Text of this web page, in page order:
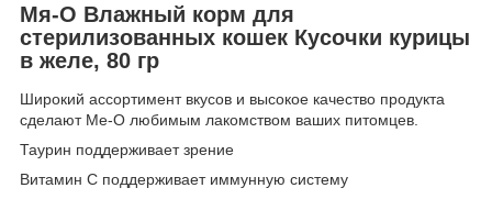
Мя-О Влажный корм для
стерилизованных кошек Кусочки курицы
в желе, 80 гр
Широкий ассортимент вкусов и высокое качество продукта
сделают Me-O любимым лакомством ваших питомцев.
Таурин поддерживает зрение
Витамин С поддерживает иммунную систему